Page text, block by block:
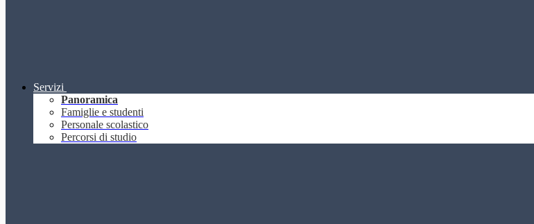
Servizi
Panoramica
Famiglie e studenti
Personale scolastico
Percorsi di studio